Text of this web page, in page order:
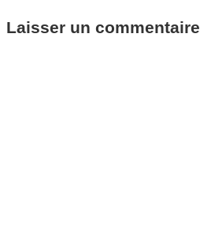
Laisser un commentaire